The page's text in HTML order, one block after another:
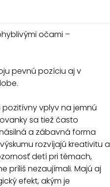
očami –
pevnú pozíciu aj v
vplyv na jemnú
sa tiež často
a zábavná forma
rozvíjajú kreativitu a
detí pri témach,
príliš nezaujímali. Majú aj
efekt, akým je